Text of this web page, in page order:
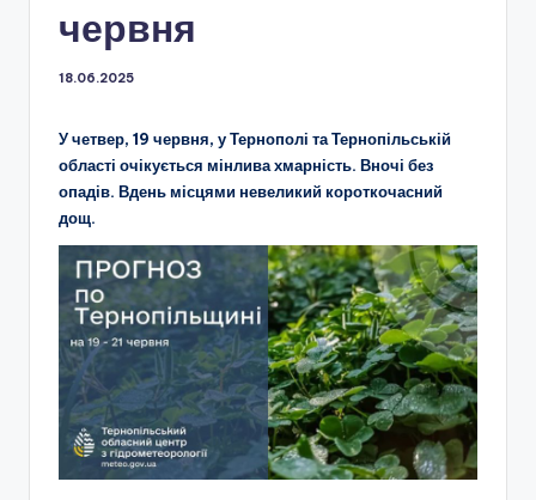
червня
18.06.2025
У четвер, 19 червня, у Тернополі та Тернопільській
області очікується мінлива хмарність. Вночі без
опадів. Вдень місцями невеликий короткочасний
дощ.